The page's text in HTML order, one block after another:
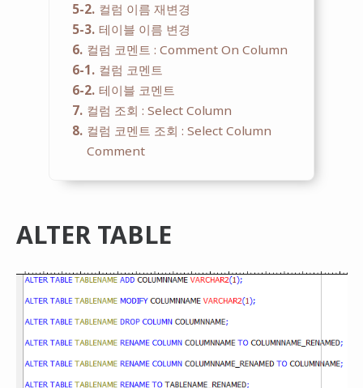
5-2 컬럼 이름 재변경
5-3 테이블 이름 변경
6 컬럼 코멘트 : Comment On Column
6-1 컬럼 코멘트
6-2 테이블 코멘트
7 컬럼 조회 : Select Column
8 컬럼 코멘트 조회 : Select Column
Comment
ALTER TABLE